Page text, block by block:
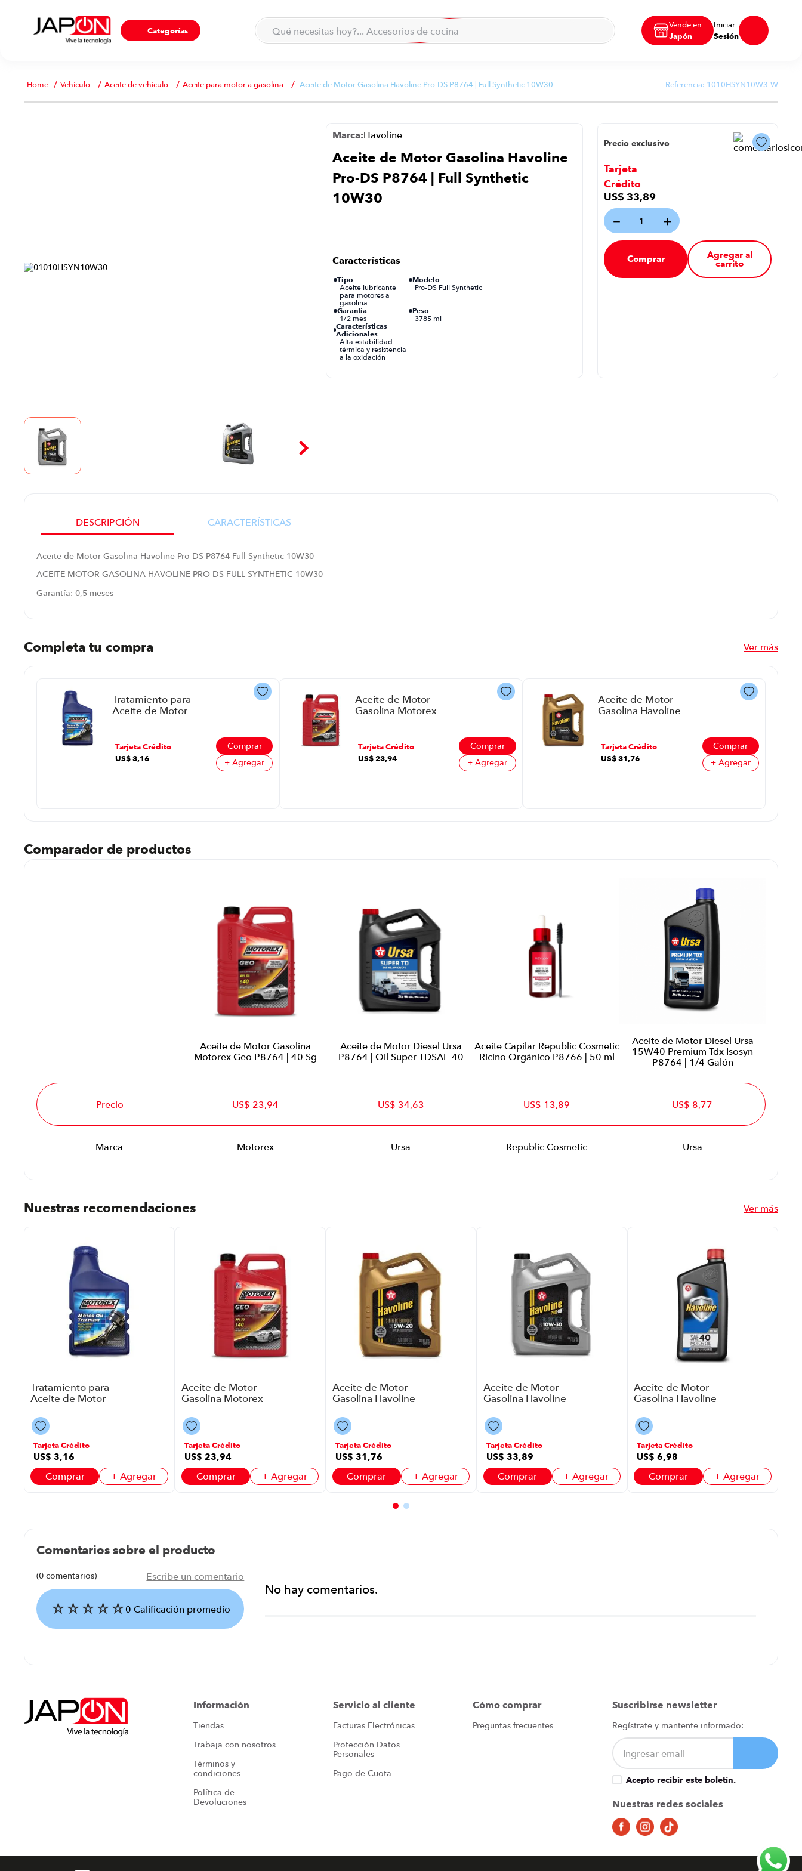
Categorías
Hola... qué necesitas hoy?
Qué necesitas hoy?... Accesorios de cocina
Vende en
Japón
Iniciar
Sesión
Vehículo Aceite de vehículo Aceite para motor a gasolina Aceite de Motor Gasolina Havoline Pro-DS P8764 | Full Synthetic 10W30 Referencia: 1010HSYN10W3-W
Havoline
Aceite de Motor Gasolina Havoline
Pro-DS P8764 | Full Synthetic
10W30
Tipo
Aceite lubricante
para motores a
gasolina
Modelo
Pro-DS Full Synthetic
Garantía
1/2 mes
Peso
3785 ml
Características
Adicionales
Alta estabilidad
térmica y resistencia
a la oxidación
Precio exclusivo
Tarjeta
Crédito
US$ 33,89
＋
－
Comprar Agregar al
carrito
DESCRIPCIÓN CARACTERÍSTICAS
Aceite-de-Motor-Gasolina-Havoline-Pro-DS-P8764-Full-Synthetic-10W30
ACEITE MOTOR GASOLINA HAVOLINE PRO DS FULL SYNTHETIC 10W30
Garantía: 0,5 meses
Completa tu compra Ver más
Tratamiento para
Aceite de Motor
Tarjeta Crédito
US$ 3,16
Comprar
+ Agregar
Aceite de Motor
Gasolina Motorex
Tarjeta Crédito
US$23,94
Comprar
+ Agregar
Aceite de Motor
Gasolina Havoline
Tarjeta Crédito
US$ 31,76
Comprar
+ Agregar
Comparador de productos
Aceite de Motor Gasolina
Motorex Geo P8764 | 40 Sg
Aceite de Motor Diesel Ursa
P8764 | Oil Super TDSAE 40
Aceite Capilar Republic Cosmetic
Ricino Orgánico P8766 | 50 ml
Aceite de Motor Diesel Ursa
15W40 Premium Tdx Isosyn
P8764 | 1/4 Galón
Precio US$ 23,94 US$ 34,63 US$ 13,89 US$ 8,77
Marca Motorex Ursa Republic Cosmetic Ursa
Nuestras recomendaciones Ver más
Tratamiento para
Aceite de Motor
300ml
Tarjeta Crédito
US$ 3,16
Comprar + Agregar
Aceite de Motor
Gasolina Motorex
Sg
Tarjeta Crédito
US$ 23,94
Comprar + Agregar
Aceite de Motor
Gasolina Havoline
Technology
P8764 | 5W20
1013
Tarjeta Crédito
US$ 31 ,76
Comprar + Agregar
Aceite de Motor
Gasolina Havoline
Full Synthetic
10W30
Tarjeta Crédito
US$ 33,89
Comprar + Agregar
Aceite de Motor
Gasolina Havoline
Sae 40 Sg
Tarjeta Crédito
US$ 6,98
Comprar + Agregar
Comentarios sobre el producto
☆☆☆☆☆0 Calificación promedio
(0 comentarios) Escribe un comentario
Califica el producto de 1 a 5 estrellas
No hay comentarios.
Información
Tiendas
Trabaja con nosotros
Términos y
condiciones
Política de
Devoluciones
Servicio al cliente
Facturas Electrónicas
Protección Datos
Personales
Pago de Cuota
Cómo comprar
Preguntas frecuentes
Suscribirse newsletter
Regístrate y mantente informado:
Acepto recibir este boletín.
Nuestras redes sociales
england sound parlantes